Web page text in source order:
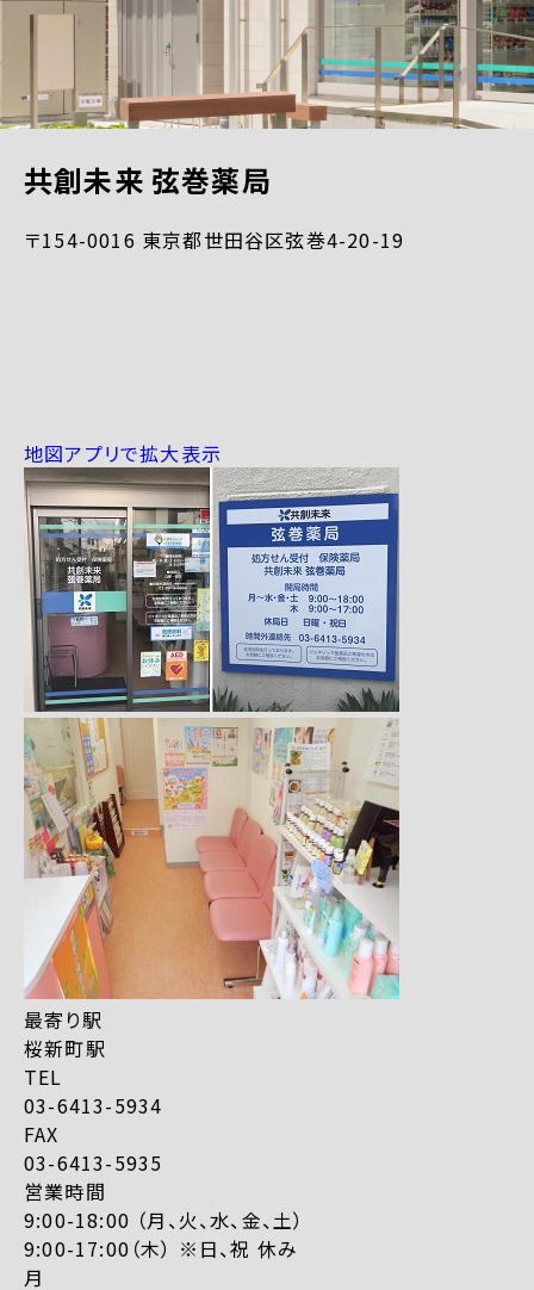
共創未来 弦巻薬局
〒154-0016 東京都世田谷区弦巻4-20-19
地図アプリで拡大表示
最寄り駅
桜新町駅
TEL
03-6413-5934
FAX
03-6413-5935
営業時間
9:00-18:00 （月、火、水、金、土）
9:00-17:00（木） ※日、祝 休み
月